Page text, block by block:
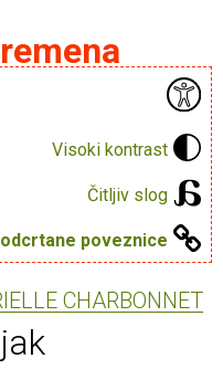
Visoki kontrast
Čitljiv slog
poveznice
knjiga.
CHARBONNET